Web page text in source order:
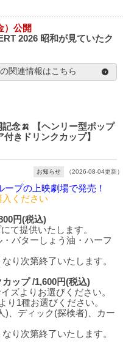
）公開
2026 昭和が見ていたク
関連情報はこちら
記念🍌 【ヘンリー型ポップ
きドリンクカップ】
お知らせ （2026-08-04更新）
プの上映劇場で発売！
ください
円(税込)
て提供いたします。
バターしょう油・ハーフ
り次第終了いたします。
ップ /1,600円(税込)
ズよりお選びください。
1種お選びください。
ディック(探検者)、カー
り次第終了いたします。